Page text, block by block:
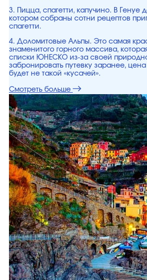
3. Пицца, спагетти, капучино. В Генуе
котором собраны сотни рецептов
спагетти.
4. Доломитовые Альпы. Это самая
знаменитого горного массива,
списки ЮНЕСКО из-за своей
забронировать путевку заранее,
будет не такой «кусачей».
Смотреть больше